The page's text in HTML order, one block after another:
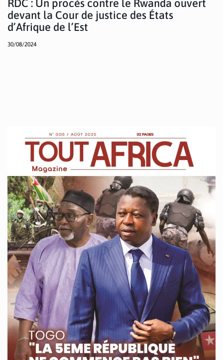
RDC : Un procès contre le Rwanda ouvert
devant la Cour de justice des États
d’Afrique de l’Est
30/08/2024